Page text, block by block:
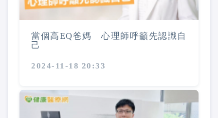
當個高EQ爸媽 心理師呼籲先認識自
己
2024-11-18 20:33